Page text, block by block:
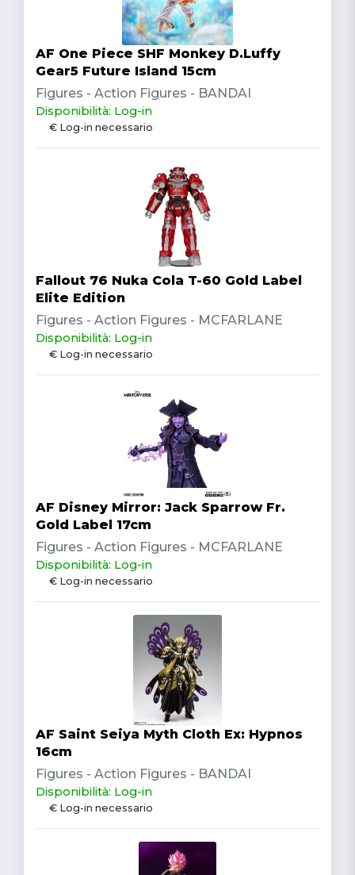
AF One Piece SHF Monkey D.Luffy
Gear5 Future Island 15cm
Figures - Action Figures - BANDAI
Disponibilità: Log-in
€ Log-in necessario
Fallout 76 Nuka Cola T-60 Gold Label
Elite Edition
Figures - Action Figures - MCFARLANE
Disponibilità: Log-in
€ Log-in necessario
AF Disney Mirror: Jack Sparrow Fr.
Gold Label 17cm
Figures - Action Figures - MCFARLANE
Disponibilità: Log-in
€ Log-in necessario
AF Saint Seiya Myth Cloth Ex: Hypnos
16cm
Figures - Action Figures - BANDAI
Disponibilità: Log-in
€ Log-in necessario